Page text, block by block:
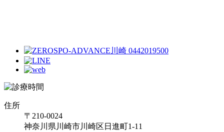
住所
〒210-0024
神奈川県川崎市川崎区日進町1-11